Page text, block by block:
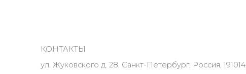
КОНТАКТЫ
ул. Жуковского д. 28, Санкт-Петербург, Россия, 191014